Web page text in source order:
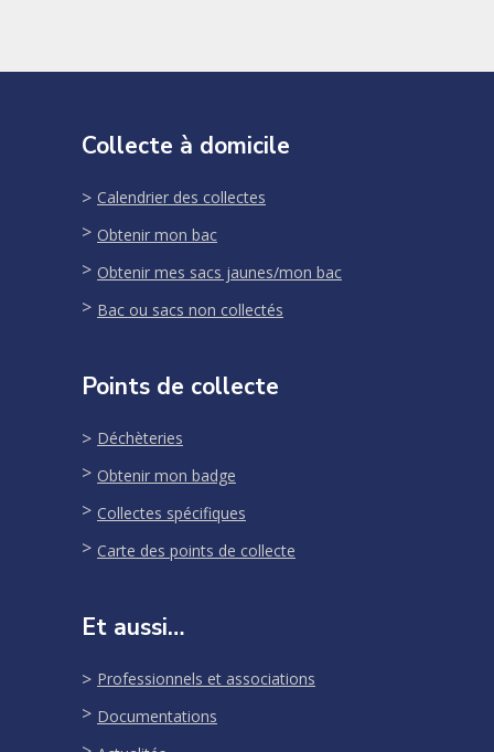
Collecte à domicile
Calendrier des collectes
Obtenir mon bac
Obtenir mes sacs jaunes/mon bac
Bac ou sacs non collectés
Points de collecte
Déchèteries
Obtenir mon badge
Collectes spécifiques
Carte des points de collecte
Et aussi…
Professionnels et associations
Documentations